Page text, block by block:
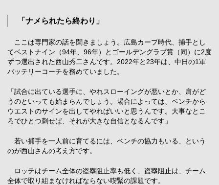
「ナメられたら終わり」
ここは専門家の話を聞きましょう。広島カープ時代、捕手とし
てベストナイン（94年、96年）とゴールデングラブ賞（同）に2度
ずつ選出された西山秀二さんです。2022年と23年は、中日の1軍
バッテリーコーチを務めていました。
「試合に出ている選手に、やれスローイングが悪いとか、肩がど
うのといっても始まらんでしょう。場合によっては、ベンチから
ウエストのサインを出してやればいいと思うんです。大事なとこ
ろでひとつ刺せば、それが大きな自信となるんです」
若い捕手を一人前に育てるには、ベンチの協力もいる、という
のが西山さんの考え方です。
ロッテはチーム全体の盗塁阻止率も低く、盗塁阻止は、チーム
全体で取り組まなければならない喫緊の課題です。